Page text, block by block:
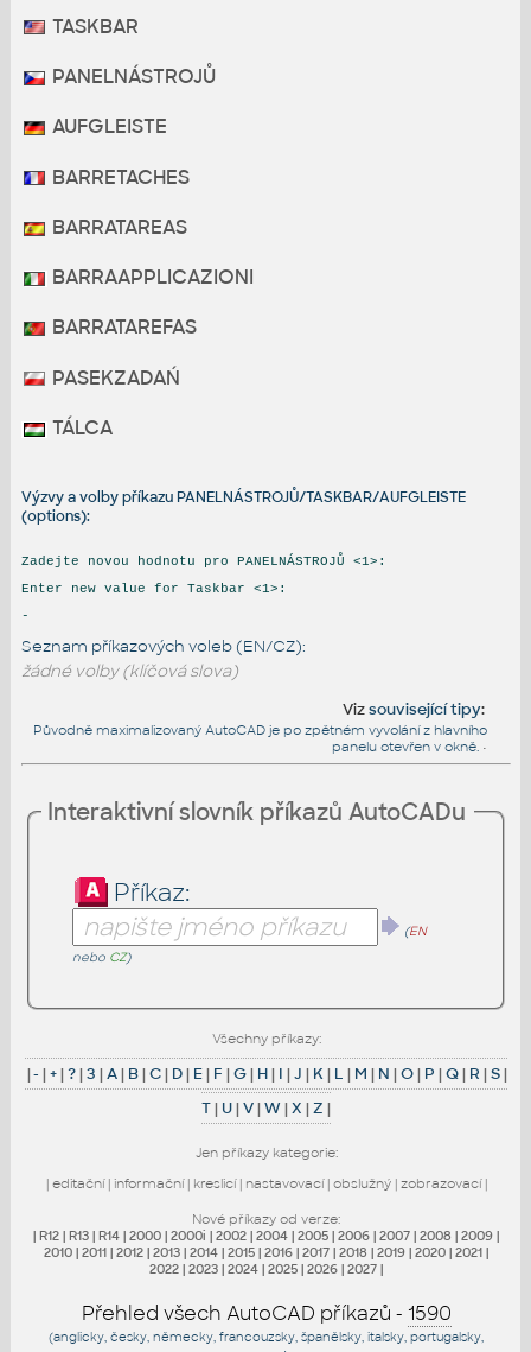
TASKBAR
PANELNÁSTROJŮ
AUFGLEISTE
BARRETACHES
BARRATAREAS
BARRAAPPLICAZIONI
BARRATAREFAS
PASEKZADAŃ
TÁLCA
Výzvy a volby příkazu PANELNÁSTROJŮ/TASKBAR/AUFGLEISTE
(options):
Zadejte novou hodnotu pro PANELNÁSTROJŮ <1>:
Enter new value for Taskbar <1>:
-
Seznam příkazových voleb (EN/CZ):
žádné volby (klíčová slova)
Vizsouvisející tipy:
Původně maximalizovaný AutoCAD je po zpětném vyvolání z hlavního
panelu otevřen v okně. •
Interaktivní slovník příkazů AutoCADu
Příkaz:
(EN
nebo CZ)
Všechny příkazy:
|- |+|?|3 |A| B|C| D| E| F |G| H| I |J | K| L | M | N |O| P |Q| R |S|
T| U|V|W|X |Z |
Jen příkazy kategorie:
| editační| informační| kreslicí| nastavovací| obslužný| zobrazovací|
Nové příkazy od verze:
| R12 | R13 | R14 | 2000 | 2000i | 2002 | 2004 | 2005 | 2006 | 2007 | 2008 | 2009 |
2010 | 2011 | 2012 | 2013 | 2014 | 2015 | 2016 | 2017 | 2018 | 2019 | 2020 | 2021 |
2022 | 2023 | 2024 | 2025 | 2026 | 2027 |
Přehled všech AutoCAD příkazů - 1590
(anglicky, česky, německy, francouzsky, španělsky, italsky, portugalsky,